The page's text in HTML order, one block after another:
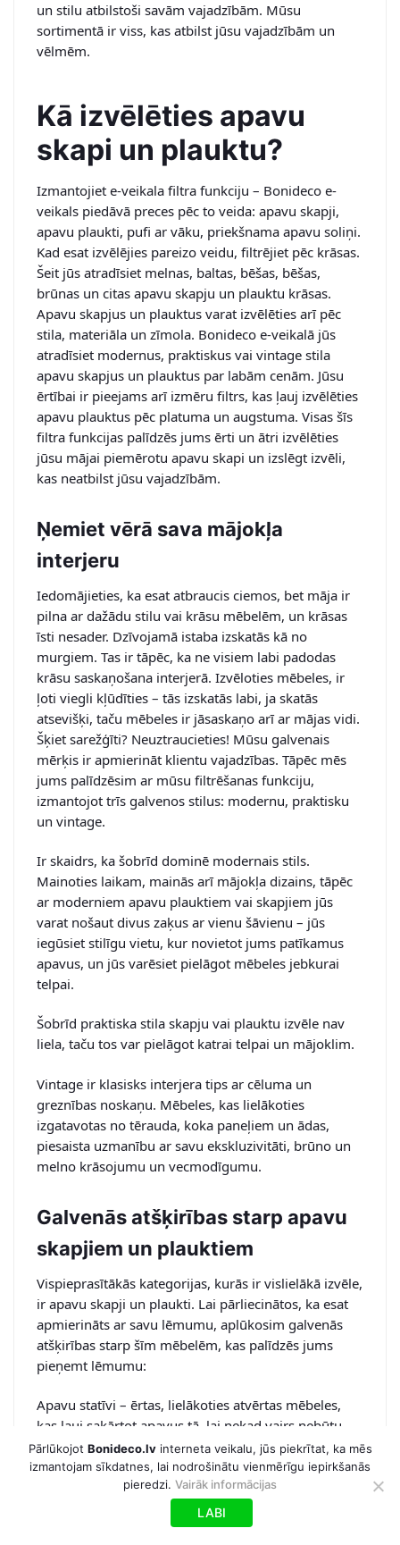
un stilu atbilstoši savām vajadzībām. Mūsu
sortimentā ir viss, kas atbilst jūsu vajadzībām un
vēlmēm.
Kā izvēlēties apavu
skapi un plauktu?
Izmantojiet e-veikala filtra funkciju – Bonideco e-
veikals piedāvā preces pēc to veida: apavu skapji,
apavu plaukti, pufi ar vāku, priekšnama apavu soliņi.
Kad esat izvēlējies pareizo veidu, filtrējiet pēc krāsas.
Šeit jūs atradīsiet melnas, baltas, bēšas, bēšas,
brūnas un citas apavu skapju un plauktu krāsas.
Apavu skapjus un plauktus varat izvēlēties arī pēc
stila, materiāla un zīmola. Bonideco e-veikalā jūs
atradīsiet modernus, praktiskus vai vintage stila
apavu skapjus un plauktus par labām cenām. Jūsu
ērtībai ir pieejams arī izmēru filtrs, kas ļauj izvēlēties
apavu plauktus pēc platuma un augstuma. Visas šīs
filtra funkcijas palīdzēs jums ērti un ātri izvēlēties
jūsu mājai piemērotu apavu skapi un izslēgt izvēli,
kas neatbilst jūsu vajadzībām.
Ņemiet vērā sava mājokļa
interjeru
Iedomājieties, ka esat atbraucis ciemos, bet māja ir
pilna ar dažādu stilu vai krāsu mēbelēm, un krāsas
īsti nesader. Dzīvojamā istaba izskatās kā no
murgiem. Tas ir tāpēc, ka ne visiem labi padodas
krāsu saskaņošana interjerā. Izvēloties mēbeles, ir
ļoti viegli kļūdīties – tās izskatās labi, ja skatās
atsevišķi, taču mēbeles ir jāsaskaņo arī ar mājas vidi.
Šķiet sarežģīti? Neuztraucieties! Mūsu galvenais
mērķis ir apmierināt klientu vajadzības. Tāpēc mēs
jums palīdzēsim ar mūsu filtrēšanas funkciju,
izmantojot trīs galvenos stilus: modernu, praktisku
un vintage.
Ir skaidrs, ka šobrīd dominē modernais stils.
Mainoties laikam, mainās arī mājokļa dizains, tāpēc
ar moderniem apavu plauktiem vai skapjiem jūs
varat nošaut divus zaķus ar vienu šāvienu – jūs
iegūsiet stilīgu vietu, kur novietot jums patīkamus
apavus, un jūs varēsiet pielāgot mēbeles jebkurai
telpai.
Šobrīd praktiska stila skapju vai plauktu izvēle nav
liela, taču tos var pielāgot katrai telpai un mājoklim.
Vintage ir klasisks interjera tips ar cēluma un
greznības noskaņu. Mēbeles, kas lielākoties
izgatavotas no tērauda, koka paneļiem un ādas,
piesaista uzmanību ar savu ekskluzivitāti, brūno un
melno krāsojumu un vecmodīgumu.
Galvenās atšķirības starp apavu
skapjiem un plauktiem
Vispieprasītākās kategorijas, kurās ir vislielākā izvēle,
ir apavu skapji un plaukti. Lai pārliecinātos, ka esat
apmierināts ar savu lēmumu, aplūkosim galvenās
atšķirības starp šīm mēbelēm, kas palīdzēs jums
pieņemt lēmumu:
Apavu statīvi – ērtas, lielākoties atvērtas mēbeles,
kas ļauj sakārtot apavus tā, lai nekad vairs nebūtu
jācenšas tos atrast. Tiem var būt vairāki stāvi, lai viss
ietilptu vienā vietā. Šie plaukti ļauj ērti sakārtot
apavu pārus, tāpēc atvērts, ērti lietojams plaukts ļaus
jums sakārtot savas mēbeles atbilstoši
laikapstākļiem, krāsai un citiem kritērijiem. Jāpiebilst,
Pārlūkojot Bonideco.lvinterneta veikalu, jūs piekrītat, ka mēs
izmantojam sīkdatnes, lai nodrošinātu vienmērīgu iepirkšanās
pieredzi. Vairāk informācijas
LABI